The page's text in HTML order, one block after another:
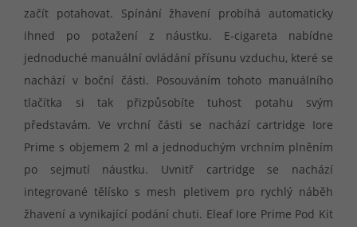
začít potahovat. Spínání žhavení probíhá automaticky
ihned po potažení z náustku. E-cigareta nabídne
jednoduché manuální ovládání přísunu vzduchu, které se
nachází v boční části. Posouváním tohoto manuálního
tlačítka si tak přizpůsobíte tuhost potahu svým
představám. Ve vrchní části se nachází cartridge Iore
Prime s objemem 2 ml a jednoduchým vrchním plněním
po sejmutí náustku. Uvnitř cartridge se nachází
integrované tělísko s mesh pletivem pro rychlý náběh
žhavení a vynikající podání chuti. Eleaf Iore Prime Pod Kit